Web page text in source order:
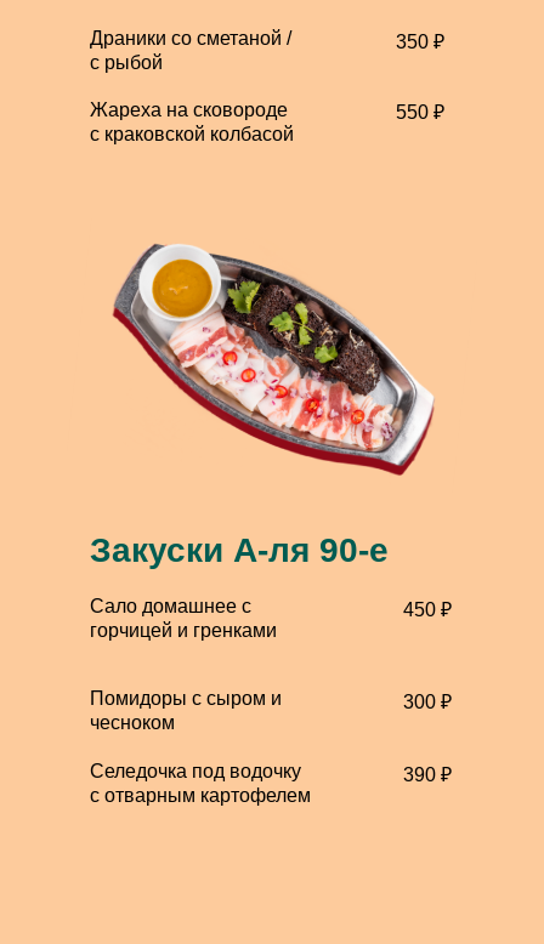
Драники со сметаной /
с рыбой
350 ₽
Жареха на сковороде
с краковской колбасой
550 ₽
Закуски А-ля 90-е
Сало домашнее с
горчицей и гренками
450 ₽
Помидоры с сыром и
чесноком
300 ₽
Селедочка под водочку
с отварным картофелем
390 ₽